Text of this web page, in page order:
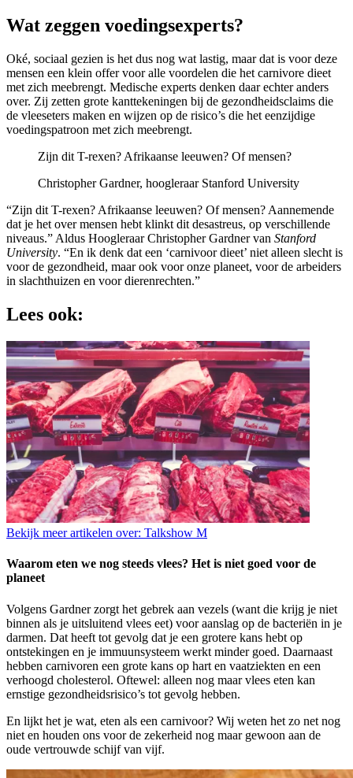
Wat zeggen voedingsexperts?
Oké, sociaal gezien is het dus nog wat lastig, maar dat is voor deze
mensen een klein offer voor alle voordelen die het carnivore dieet
met zich meebrengt. Medische experts denken daar echter anders
over. Zij zetten grote kanttekeningen bij de gezondheidsclaims die
de vleeseters maken en wijzen op de risico’s die het eenzijdige
voedingspatroon met zich meebrengt.
Zijn dit T-rexen? Afrikaanse leeuwen? Of mensen?
Christopher Gardner, hoogleraar Stanford University
“Zijn dit T-rexen? Afrikaanse leeuwen? Of mensen? Aannemende
dat je het over mensen hebt klinkt dit desastreus, op verschillende
niveaus.” Aldus Hoogleraar Christopher Gardner van Stanford
University. “En ik denk dat een ‘carnivoor dieet’ niet alleen slecht is
voor de gezondheid, maar ook voor onze planeet, voor de arbeiders
in slachthuizen en voor dierenrechten.”
Lees ook:
Bekijk meer artikelen over: Talkshow M
Waarom eten we nog steeds vlees? Het is niet goed voor de
planeet
Volgens Gardner zorgt het gebrek aan vezels (want die krijg je niet
binnen als je uitsluitend vlees eet) voor aanslag op de bacteriën in je
darmen. Dat heeft tot gevolg dat je een grotere kans hebt op
ontstekingen en je immuunsysteem werkt minder goed. Daarnaast
hebben carnivoren een grote kans op hart en vaatziekten en een
verhoogd cholesterol. Oftewel: alleen nog maar vlees eten kan
ernstige gezondheidsrisico’s tot gevolg hebben.
En lijkt het je wat, eten als een carnivoor? Wij weten het zo net nog
niet en houden ons voor de zekerheid nog maar gewoon aan de
oude vertrouwde schijf van vijf.